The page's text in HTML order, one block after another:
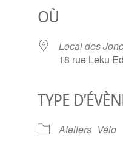
Google
OÙ
Local des
18 rue Leku
TYPE
Ateliers Vélo